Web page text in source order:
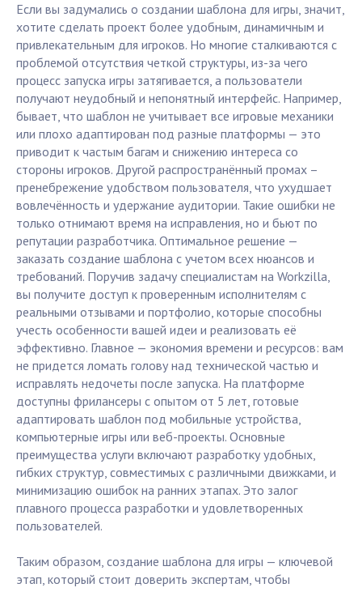
Если вы задумались о создании шаблона для игры, значит,
хотите сделать проект более удобным, динамичным и
привлекательным для игроков. Но многие сталкиваются с
проблемой отсутствия четкой структуры, из-за чего
процесс запуска игры затягивается, а пользователи
получают неудобный и непонятный интерфейс. Например,
бывает, что шаблон не учитывает все игровые механики
или плохо адаптирован под разные платформы — это
приводит к частым багам и снижению интереса со
стороны игроков. Другой распространённый промах –
пренебрежение удобством пользователя, что ухудшает
вовлечённость и удержание аудитории. Такие ошибки не
только отнимают время на исправления, но и бьют по
репутации разработчика. Оптимальное решение —
заказать создание шаблона с учетом всех нюансов и
требований. Поручив задачу специалистам на Workzilla,
вы получите доступ к проверенным исполнителям с
реальными отзывами и портфолио, которые способны
учесть особенности вашей идеи и реализовать её
эффективно. Главное — экономия времени и ресурсов: вам
не придется ломать голову над технической частью и
исправлять недочеты после запуска. На платформе
доступны фрилансеры с опытом от 5 лет, готовые
адаптировать шаблон под мобильные устройства,
компьютерные игры или веб-проекты. Основные
преимущества услуги включают разработку удобных,
гибких структур, совместимых с различными движками, и
минимизацию ошибок на ранних этапах. Это залог
плавного процесса разработки и удовлетворенных
пользователей.
Таким образом, создание шаблона для игры — ключевой
этап, который стоит доверить экспертам, чтобы